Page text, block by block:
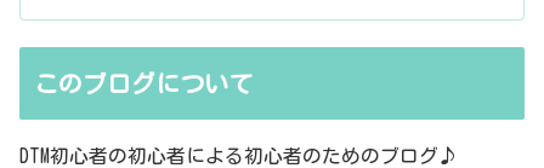
このブログについて
DTM初心者の初心者による初心者のためのブログ♪